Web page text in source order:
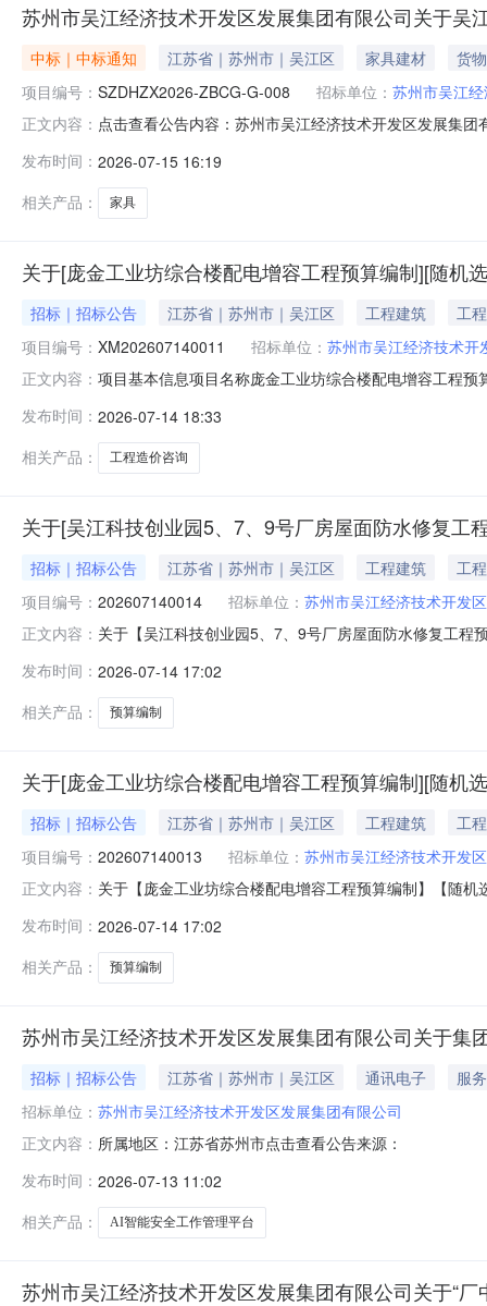
苏州市吴江经济技术开发区发展集团有限公司关于
中标｜中标通知 江苏省｜苏州市｜吴江区 家具建材
货物
项目编号： SZDHZX2026-ZBCG-G-008 招标单位： 苏州市吴江
正文内容： 点击查看公告内容：苏州市吴江经济技术开发区发展集
发布时间： 2026-07-15 16:19
相关产品：
家具
关于[庞金工业坊综合楼配电增容工程预算编制][随机
招标｜招标公告 江苏省｜苏州市｜吴江区 工程建筑
工程
项目编号： XM202607140011 招标单位： 苏州市吴江经济技术开
正文内容： 项目基本信息项目名称庞金工业坊综合楼配电增容工程
913205092513034950法定代表人周金林法人类型企业
取服
发布时间： 2026-07-14 18:33
相关产品：
工程造价咨询
关于[吴江科技创业园5、7、9号厂房屋面防水修复
招标｜招标公告 江苏省｜苏州市｜吴江区 工程建筑
工程
项目编号： 202607140014 招标单位： 苏州市吴江经济技术开发
正文内容： 关于【吴江科技创业园5、7、9号厂房屋面防水修复工
科技创业投资有限公司（单位）吴江科技创业园5、7、9
发布时间： 2026-07-14 17:02
相关产品：
预算编制
关于[庞金工业坊综合楼配电增容工程预算编制][随机
招标｜招标公告 江苏省｜苏州市｜吴江区 工程建筑
工程
项目编号： 202607140013 招标单位： 苏州市吴江经济技术开发
正文内容： 关于【庞金工业坊综合楼配电增容工程预算编制】【随
合楼配电增容工程预算编制（中介服务项目）造价咨询
发布时间： 2026-07-14 17:02
相关产品：
预算编制
苏州市吴江经济技术开发区发展集团有限公司关于
招标｜招标公告 江苏省｜苏州市｜吴江区 通讯电子
服务
招标单位： 苏州市吴江经济技术开发区发展集团有限公司
正文内容： 所属地区：江苏省苏州市点击查看公告来源：
发布时间： 2026-07-13 11:02
相关产品：
AI智能安全工作管理平台
苏州市吴江经济技术开发区发展集团有限公司关于“